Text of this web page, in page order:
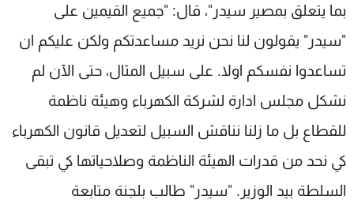
بما يتعلق بمصير سيدر"، قال: "جميع القيمين على
"سيدر" يقولون لنا نحن نريد مساعدتكم ولكن عليكم ان
تساعدوا نفسكم اولا. على سبيل المثال، حتى الآن لم
نشكل مجلس ادارة لشركة الكهرباء وهيئة ناظمة
للقطاع بل ما زلنا نناقش السبيل لتعديل قانون الكهرباء
كي نحد من قدرات الهيئة الناظمة وصلاحياتها كي تبقى
السلطة بيد الوزير. "سيدر" طالب بلجنة متابعة